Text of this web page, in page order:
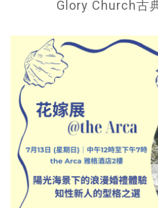
Glory Church古